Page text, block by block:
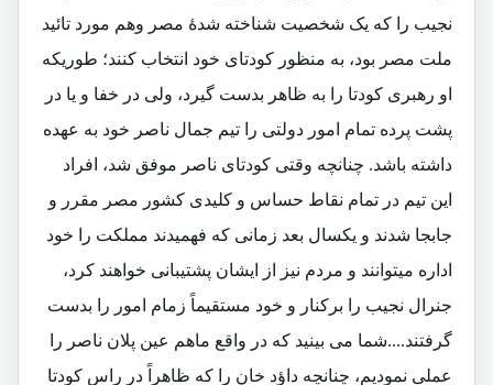
نجیب را که یک شخصیت شناخته شدۀ مصر وهم مورد تائید
ملت مصر بود، به منظور کودتای خود انتخاب کنند؛ طوریکه
او رهبری کودتا را به ظاهر بدست گیرد، ولی در خفا و یا در
پشت پرده تمام امور دولتی را تیم جمال ناصر خود به عهده
داشته باشد. چنانچه وقتی کودتای ناصر موفق شد، افراد
این تیم در تمام نقاط حساس و کلیدی کشور مصر مقرر و
جابجا شدند و یکسال بعد زمانی که فهمیدند مملکت را خود
اداره میتوانند و مردم نیز از ایشان پشتیبانی خواهند کرد،
جنرال نجیب را برکنار و خود مستقیماً زمام امور را بدست
گرفتند....شما می بینید که در واقع ماهم عین پلان ناصر را
عملی نمودیم، چنانچه داؤد خان را که ظاهراً در راس کودتا